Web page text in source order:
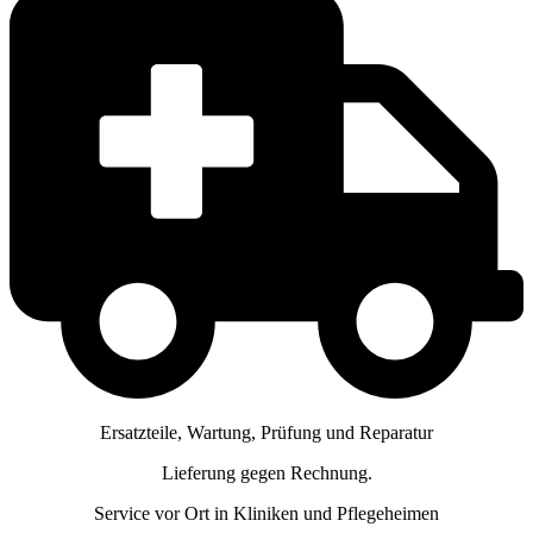
Ersatzteile, Wartung, Prüfung und Reparatur
Lieferung gegen Rechnung.
Service vor Ort in Kliniken und Pflegeheimen